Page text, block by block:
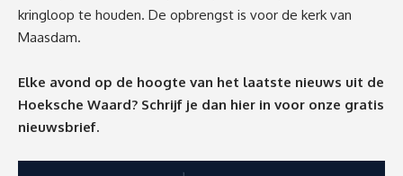
kringloop te houden. De opbrengst is voor de kerk van
Maasdam.
Elke avond op de hoogte van het laatste nieuws uit de
Hoeksche Waard? Schrijf je dan hier in voor onze gratis
nieuwsbrief.